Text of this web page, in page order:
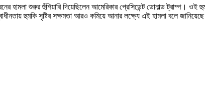
হামলা শুরুর হুঁশিয়ারি দিয়েছিলেন আমেরিকার প্রেসিডেন্ট ডোনাল্ড ট্রাম্প।
হুমকি সৃষ্টির সক্ষমতা আরও কমিয়ে আনার লক্ষ্যে এই হামলা বলে জানিয়েছে